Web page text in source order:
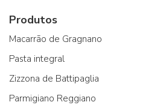
Produtos
Macarrão de Gragnano
Pasta integral
Zizzona de Battipaglia
Parmigiano Reggiano